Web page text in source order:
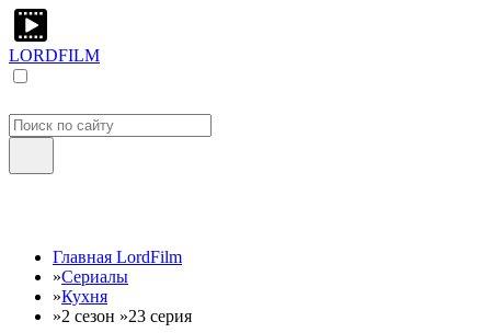
LORDFILM
Главная LordFilm
»Сериалы
»Кухня
»2 сезон »23 серия